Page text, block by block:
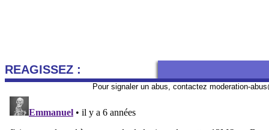
REAGISSEZ :
Pour signaler un abus, contactez moderation-